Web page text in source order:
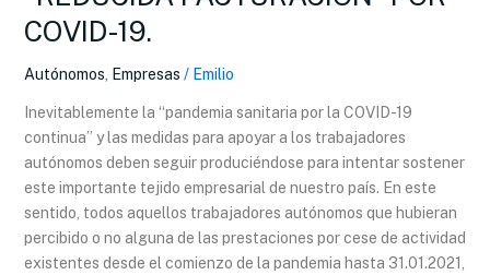
COVID-19.
Autónomos, Empresas / Emilio
Inevitablemente la “pandemia sanitaria por la COVID-19
continua” y las medidas para apoyar a los trabajadores
autónomos deben seguir produciéndose para intentar sostener
este importante tejido empresarial de nuestro país. En este
sentido, todos aquellos trabajadores autónomos que hubieran
percibido o no alguna de las prestaciones por cese de actividad
existentes desde el comienzo de la pandemia hasta 31.01.2021,
CESE
CON
PERO
CON
“REDUCIDA
FACTURACIÓN”
POR
COVID-
19.